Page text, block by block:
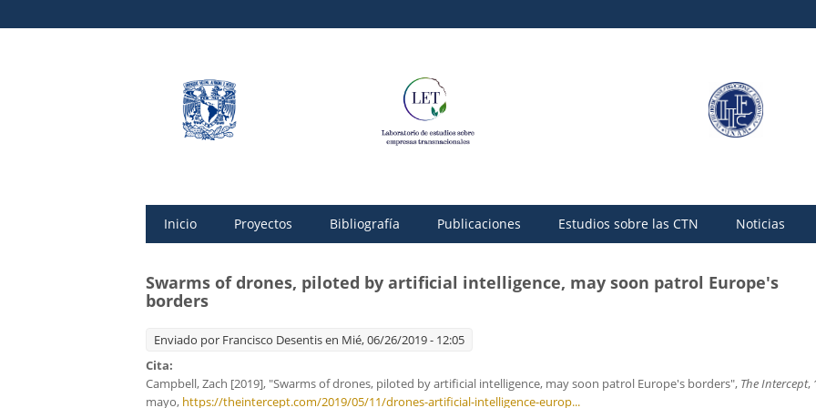
Inicio Proyectos Bibliografía Publicaciones Estudios sobre las CTN Noticias
Swarms of drones, piloted by artificial intelligence, may soon patrol Europe's
borders
Enviado por Francisco Desentisen Mié, 06/26/2019 - 12:05
Cita:
Campbell, Zach [2019], "Swarms of drones, piloted by artificial intelligence, may soon patrol Europe's borders", The Intercept,
mayo, https://theintercept.com/2019/05/11/drones-artificial-intelligence-europ...